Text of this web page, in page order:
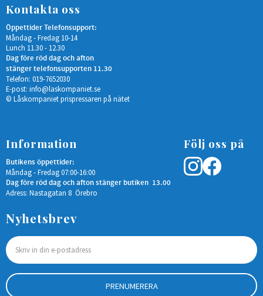
Kontakta oss
Öppettider Telefonsupport:
Måndag - Fredag 10-14
Lunch 11.30 - 12.30
Dag före röd dag och afton
stänger telefonsupporten 11.30
Telefon: 019-7652030
E-post: info@laskompaniet.se
© Låskompaniet prispressaren på nätet
Information
Butikens öppettider:
Måndag - Fredag 07:00-16:00
Dag före röd dag och afton stänger butiken 13.00
Adress: Nastagatan 8 Örebro
Följ oss på
Nyhetsbrev
PRENUMERERA